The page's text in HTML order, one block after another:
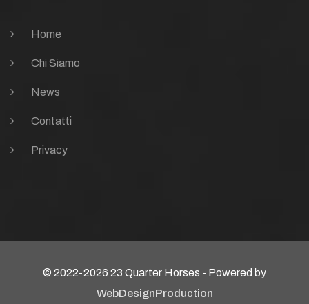
Home
Chi Siamo
News
Contatti
Privacy
© 2022-2026 23 Quarter Horses - Powered by
WebDesignProduction